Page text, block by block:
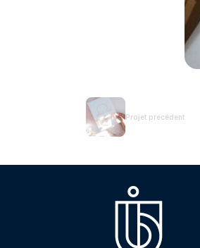
Projet précédent